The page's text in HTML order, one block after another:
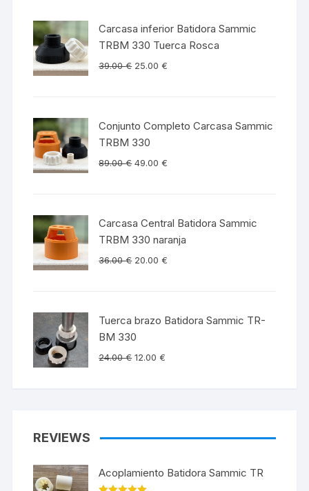
Carcasa inferior Batidora Sammic
TRBM 330 Tuerca Rosca
39.00€ 25.00€
Conjunto Completo Carcasa Sammic
TRBM 330
89.00€ 49.00€
Carcasa Central Batidora Sammic
TRBM 330 naranja
36.00€ 20.00€
Tuerca brazo Batidora Sammic TR-
BM 330
24.00€ 12.00€
REVIEWS
Acoplamiento Batidora Sammic TR